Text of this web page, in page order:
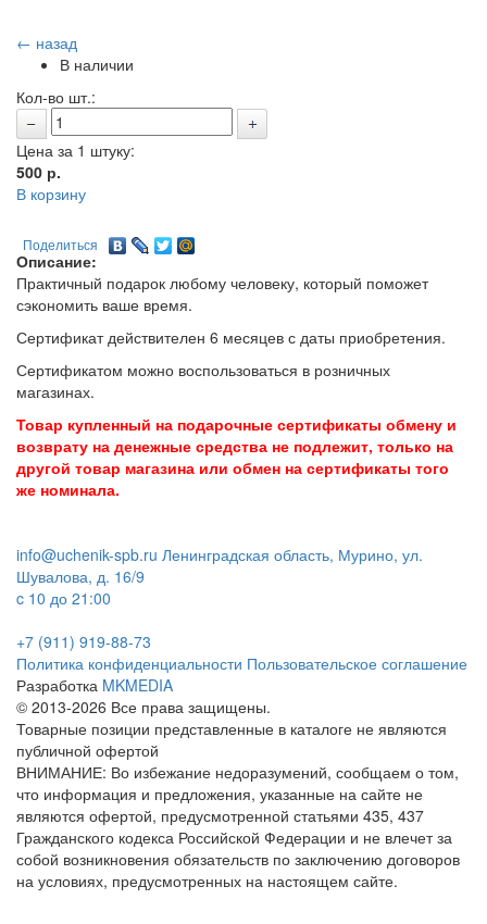
← назад
В наличии
Кол-во шт.:
Цена за 1 штуку:
500 р.
В корзину
Поделиться
Описание:
Практичный подарок любому человеку, который поможет
сэкономить ваше время.
Сертификат действителен 6 месяцев с даты приобретения.
Сертификатом можно воспользоваться в розничных
магазинах.
Товар купленный на подарочные сертификаты обмену и
возврату на денежные средства не подлежит, только на
другой товар магазина или обмен на сертификаты того
же номинала.
info@uchenik-spb.ru Ленинградская область, Мурино, ул.
Шувалова, д. 16/9
c 10 до 21:00
+7 (911) 919-88-73
Политика конфиденциальности Пользовательское соглашение
Разработка MKMEDIA
© 2013-2026 Все права защищены.
Товарные позиции представленные в каталоге не являются
публичной офертой
ВНИМАНИЕ: Во избежание недоразумений, сообщаем о том,
что информация и предложения, указанные на сайте не
являются офертой, предусмотренной статьями 435, 437
Гражданского кодекса Российской Федерации и не влечет за
собой возникновения обязательств по заключению договоров
на условиях, предусмотренных на настоящем сайте.